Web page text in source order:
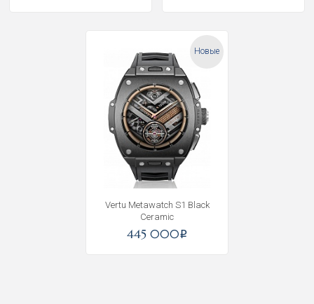
Новые
Vertu Metawatch S1 Black
Ceramic
445 000i
Получать на почту